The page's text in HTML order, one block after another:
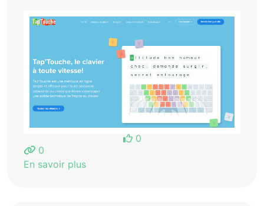
0
0
En savoir plus